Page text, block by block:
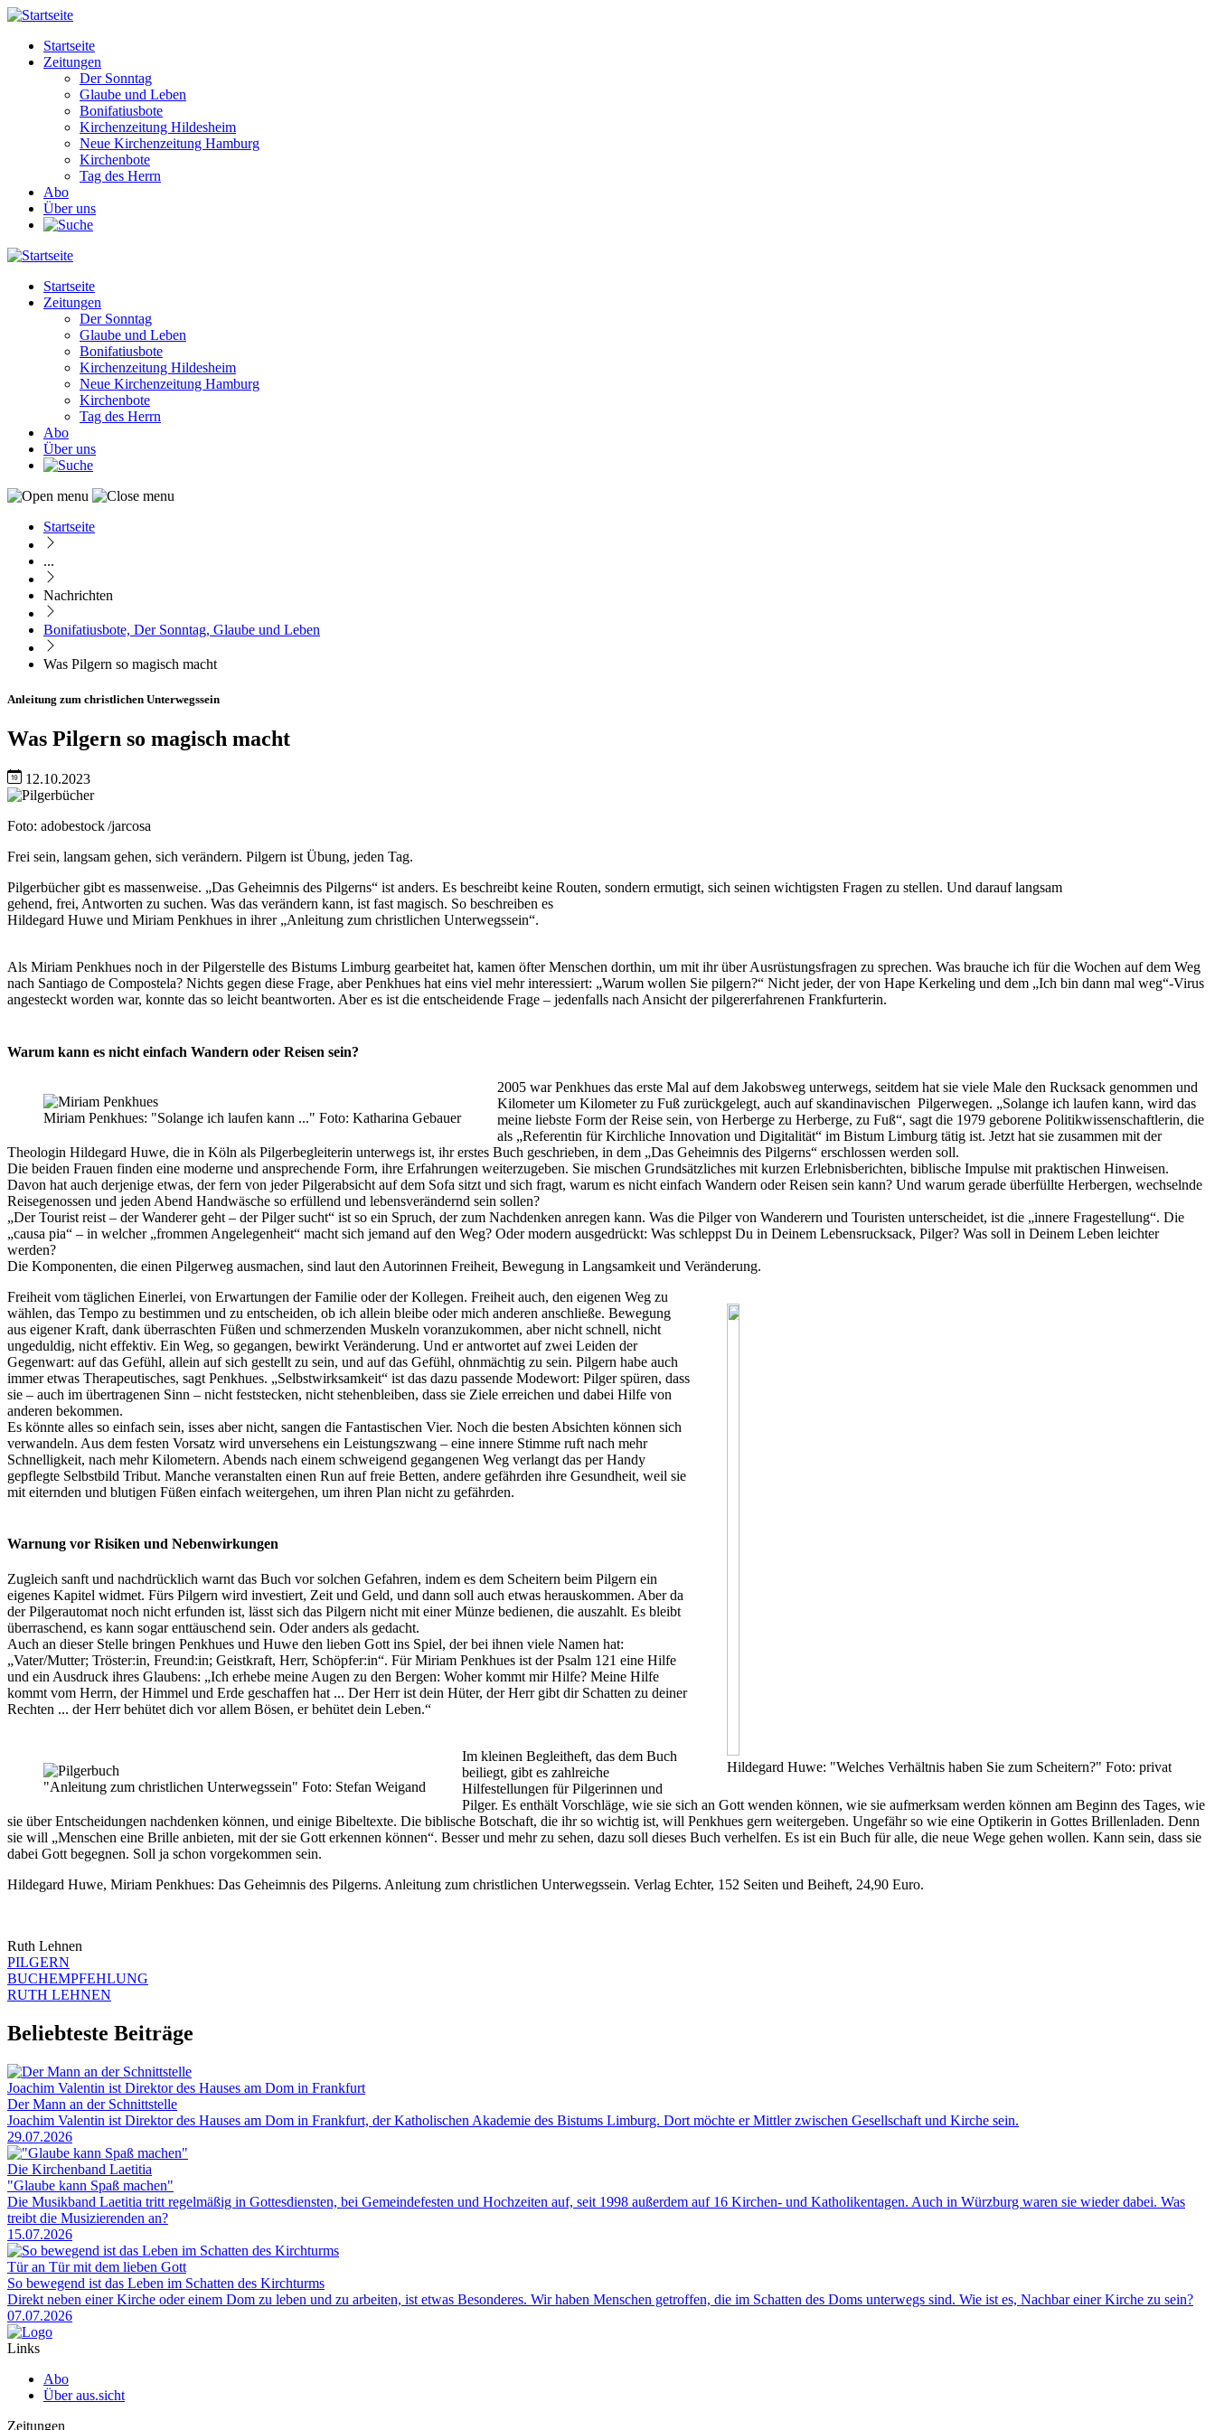
Direkt
Inhalt
Main
navigation
Startseite
Zeitungen
Der Sonntag
Glaube und Leben
Bonifatiusbote
Kirchenzeitung Hildesheim
Neue Kirchenzeitung Hamburg
Kirchenbote
Tag des Herrn
Abo
Über uns
Main
navigation
Startseite
Zeitungen
Der Sonntag
Glaube und Leben
Bonifatiusbote
Kirchenzeitung Hildesheim
Neue Kirchenzeitung Hamburg
Kirchenbote
Tag des Herrn
Abo
Über uns
Pfadnavigation
Startseite
...
Nachrichten
Bonifatiusbote, Der Sonntag, Glaube und Leben
Was Pilgern so magisch macht
Anleitung zum christlichen Unterwegssein
Was Pilgern so magisch macht
12.10.2023
Image
Nachweis
Foto: adobestock /jarcosa
Caption
Frei sein, langsam gehen, sich verändern. Pilgern ist Übung, jeden Tag.
Pilgerbücher gibt es massenweise. „Das Geheimnis des Pilgerns“ ist anders. Es beschreibt keine Routen, sondern ermutigt, sich seinen wichtigsten Fragen zu stellen. Und darauf langsam
gehend, frei, Antworten zu suchen. Was das verändern kann, ist fast magisch. So beschreiben es
Hildegard Huwe und Miriam Penkhues in ihrer „Anleitung zum christlichen Unterwegssein“.
Als Miriam Penkhues noch in der Pilgerstelle des Bistums Limburg gearbeitet hat, kamen öfter Menschen dorthin, um mit ihr über Ausrüstungsfragen zu sprechen. Was brauche ich für die Wochen auf dem Weg
nach Santiago de Compostela? Nichts gegen diese Frage, aber Penkhues hat eins viel mehr interessiert: „Warum wollen Sie pilgern?“ Nicht jeder, der von Hape Kerkeling und dem „Ich bin dann mal weg“-Virus
angesteckt worden war, konnte das so leicht beantworten. Aber es ist die entscheidende Frage – jedenfalls nach Ansicht der pilgererfahrenen Frankfurterin.
Warum kann es nicht einfach Wandern oder Reisen sein?
Miriam Penkhues: "Solange ich laufen kann ..." Foto: Katharina Gebauer
2005 war Penkhues das erste Mal auf dem Jakobsweg unterwegs, seitdem hat sie viele Male den Rucksack genommen und
Kilometer um Kilometer zu Fuß zurückgelegt, auch auf skandinavischen Pilgerwegen. „Solange ich laufen kann, wird das
meine liebste Form der Reise sein, von Herberge zu Herberge, zu Fuß“, sagt die 1979 geborene Politikwissenschaftlerin, die
als „Referentin für Kirchliche Innovation und Digitalität“ im Bistum Limburg tätig ist. Jetzt hat sie zusammen mit der
Theologin Hildegard Huwe, die in Köln als Pilgerbegleiterin unterwegs ist, ihr erstes Buch geschrieben, in dem „Das Geheimnis des Pilgerns“ erschlossen werden soll.
Die beiden Frauen finden eine moderne und ansprechende Form, ihre Erfahrungen weiterzugeben. Sie mischen Grundsätzliches mit kurzen Erlebnisberichten, biblische Impulse mit praktischen Hinweisen.
Davon hat auch derjenige etwas, der fern von jeder Pilgerabsicht auf dem Sofa sitzt und sich fragt, warum es nicht einfach Wandern oder Reisen sein kann? Und warum gerade überfüllte Herbergen, wechselnde
Reisegenossen und jeden Abend Handwäsche so erfüllend und lebensverändernd sein sollen?
„Der Tourist reist – der Wanderer geht – der Pilger sucht“ ist so ein Spruch, der zum Nachdenken anregen kann. Was die Pilger von Wanderern und Touristen unterscheidet, ist die „innere Fragestellung“. Die
„causa pia“ – in welcher „frommen Angelegenheit“ macht sich jemand auf den Weg? Oder modern ausgedrückt: Was schleppst Du in Deinem Lebensrucksack, Pilger? Was soll in Deinem Leben leichter
werden?
Die Komponenten, die einen Pilgerweg ausmachen, sind laut den Autorinnen Freiheit, Bewegung in Langsamkeit und Veränderung.
Hildegard Huwe: "Welches Verhältnis haben Sie zum Scheitern?" Foto: privat
Freiheit vom täglichen Einerlei, von Erwartungen der Familie oder der Kollegen. Freiheit auch, den eigenen Weg zu
wählen, das Tempo zu bestimmen und zu entscheiden, ob ich allein bleibe oder mich anderen anschließe. Bewegung
aus eigener Kraft, dank überraschten Füßen und schmerzenden Muskeln voranzukommen, aber nicht schnell, nicht
ungeduldig, nicht effektiv. Ein Weg, so gegangen, bewirkt Veränderung. Und er antwortet auf zwei Leiden der
Gegenwart: auf das Gefühl, allein auf sich gestellt zu sein, und auf das Gefühl, ohnmächtig zu sein. Pilgern habe auch
immer etwas Therapeutisches, sagt Penkhues. „Selbstwirksamkeit“ ist das dazu passende Modewort: Pilger spüren, dass
sie – auch im übertragenen Sinn – nicht feststecken, nicht stehenbleiben, dass sie Ziele erreichen und dabei Hilfe von
anderen bekommen.
Es könnte alles so einfach sein, isses aber nicht, sangen die Fantastischen Vier. Noch die besten Absichten können sich
verwandeln. Aus dem festen Vorsatz wird unversehens ein Leistungszwang – eine innere Stimme ruft nach mehr
Schnelligkeit, nach mehr Kilometern. Abends nach einem schweigend gegangenen Weg verlangt das per Handy
gepflegte Selbstbild Tribut. Manche veranstalten einen Run auf freie Betten, andere gefährden ihre Gesundheit, weil sie
mit eiternden und blutigen Füßen einfach weitergehen, um ihren Plan nicht zu gefährden.
Warnung vor Risiken und Nebenwirkungen
Zugleich sanft und nachdrücklich warnt das Buch vor solchen Gefahren, indem es dem Scheitern beim Pilgern ein
eigenes Kapitel widmet. Fürs Pilgern wird investiert, Zeit und Geld, und dann soll auch etwas herauskommen. Aber da
der Pilgerautomat noch nicht erfunden ist, lässt sich das Pilgern nicht mit einer Münze bedienen, die auszahlt. Es bleibt
überraschend, es kann sogar enttäuschend sein. Oder anders als gedacht.
Auch an dieser Stelle bringen Penkhues und Huwe den lieben Gott ins Spiel, der bei ihnen viele Namen hat:
„Vater/Mutter; Tröster:in, Freund:in; Geistkraft, Herr, Schöpfer:in“. Für Miriam Penkhues ist der Psalm 121 eine Hilfe
und ein Ausdruck ihres Glaubens: „Ich erhebe meine Augen zu den Bergen: Woher kommt mir Hilfe? Meine Hilfe
kommt vom Herrn, der Himmel und Erde geschaffen hat ... Der Herr ist dein Hüter, der Herr gibt dir Schatten zu deiner
Rechten ... der Herr behütet dich vor allem Bösen, er behütet dein Leben.“
"Anleitung zum christlichen Unterwegssein" Foto: Stefan Weigand
Im kleinen Begleitheft, das dem Buch
beiliegt, gibt es zahlreiche
Hilfestellungen für Pilgerinnen und
Pilger. Es enthält Vorschläge, wie sie sich an Gott wenden können, wie sie aufmerksam werden können am Beginn des Tages, wie
sie über Entscheidungen nachdenken können, und einige Bibeltexte. Die biblische Botschaft, die ihr so wichtig ist, will Penkhues gern weitergeben. Ungefähr so wie eine Optikerin in Gottes Brillenladen. Denn
sie will „Menschen eine Brille anbieten, mit der sie Gott erkennen können“. Besser und mehr zu sehen, dazu soll dieses Buch verhelfen. Es ist ein Buch für alle, die neue Wege gehen wollen. Kann sein, dass sie
dabei Gott begegnen. Soll ja schon vorgekommen sein.
Hildegard Huwe, Miriam Penkhues: Das Geheimnis des Pilgerns. Anleitung zum christlichen Unterwegssein. Verlag Echter, 152 Seiten und Beiheft, 24,90 Euro.
Ruth Lehnen
PILGERN
BUCHEMPFEHLUNG
RUTH LEHNEN
Beliebteste Beiträge
Joachim Valentin ist Direktor des Hauses am Dom in Frankfurt
Der Mann an der Schnittstelle
Joachim Valentin ist Direktor des Hauses am Dom in Frankfurt, der Katholischen Akademie des Bistums Limburg. Dort möchte er Mittler zwischen Gesellschaft und Kirche sein.
29.07.2026
Die Kirchenband Laetitia
"Glaube kann Spaß machen"
Die Musikband Laetitia tritt regelmäßig in Gottesdiensten, bei Gemeindefesten und Hochzeiten auf, seit 1998 außerdem auf 16 Kirchen- und Katholikentagen. Auch in Würzburg waren sie wieder dabei. Was
treibt die Musizierenden an?
15.07.2026
Tür an Tür mit dem lieben Gott
So bewegend ist das Leben im Schatten des Kirchturms
Direkt neben einer Kirche oder einem Dom zu leben und zu arbeiten, ist etwas Besonderes. Wir haben Menschen getroffen, die im Schatten des Doms unterwegs sind. Wie ist es, Nachbar einer Kirche zu sein?
07.07.2026
Links
Abo
Über aus.sicht
Zeitungen